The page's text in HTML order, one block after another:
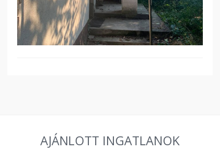
AJÁNLOTT INGATLANOK